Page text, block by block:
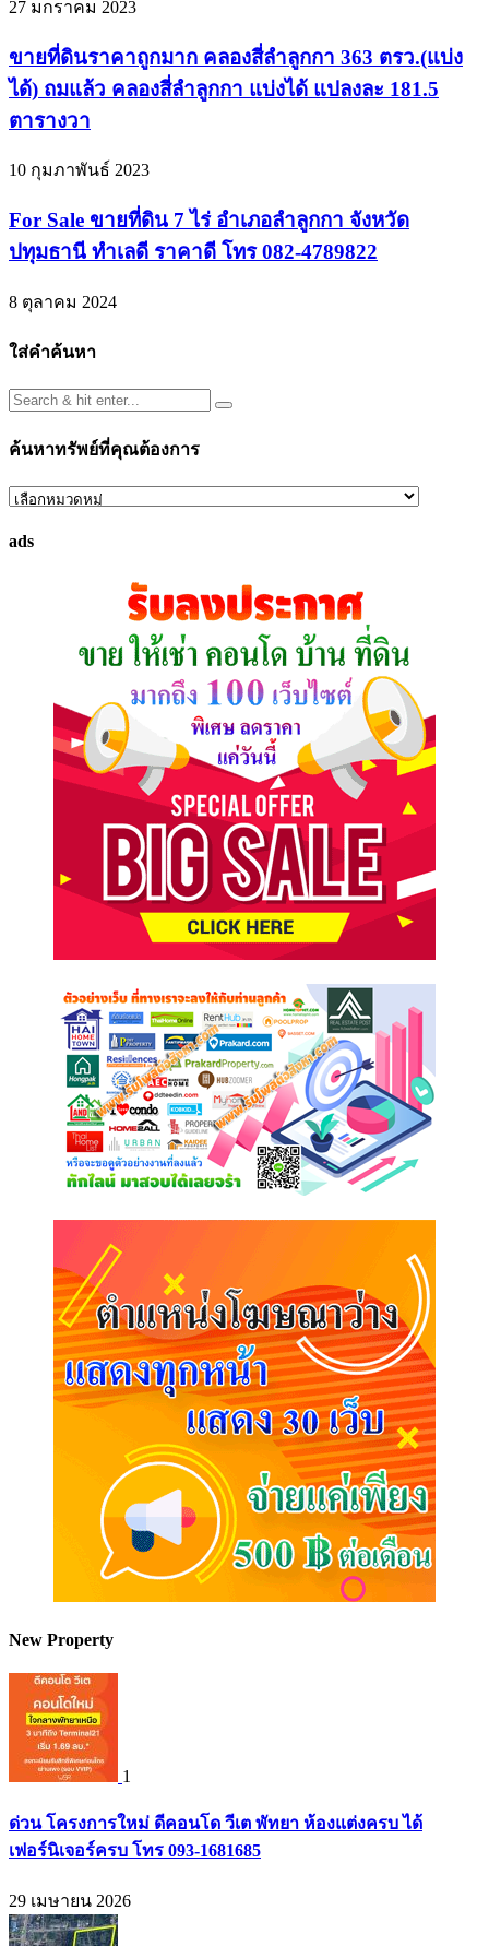
27 มกราคม 2023
ขายที่ดินราคาถูกมาก คลองสี่ลำลูกกา 363 ตรว.(แบ่ง
ได้) ถมแล้ว คลองสี่ลำลูกกา แบ่งได้ แปลงละ 181.5
ตารางวา
10 กุมภาพันธ์ 2023
For Sale ขายที่ดิน 7 ไร่ อำเภอลำลูกกา จังหวัด
ปทุมธานี ทำเลดี ราคาดี โทร 082-4789822
8 ตุลาคม 2024
ใส่คำค้นหา
ค้นหาทรัพย์ที่คุณต้องการ
ค้นหา
ที่
ads
New Property
1
ด่วน โครงการใหม่ ดีคอนโด วีเต พัทยา ห้องแต่งครบ ได้
เฟอร์นิเจอร์ครบ โทร 093-1681685
29 เมษายน 2026